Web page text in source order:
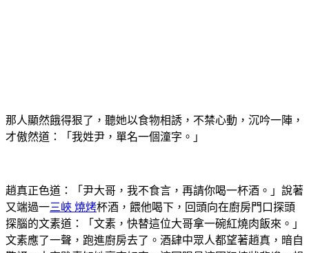
那人顯然餓得狠了，聽她以食物相誘，不禁心動，沉吟一陣，
才傲然道：「我姓尹，單名一個潼字。」
趙真正色道：「尹大哥，我不食言，再請你喝一杯酒。」說著
又端過一三峽 燒烤杯酒，餵他喝下，回頭向在廚房門口探頭
探腦的文素道：「文素，快替這位大哥拿一碗紅燒肉飯來。」
文素應了一聲，跑進廚房去了。酒肆中眾人都望著趙真，暗自